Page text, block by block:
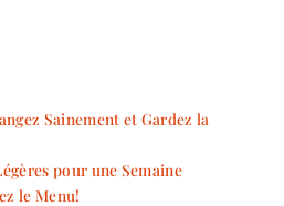
Sainement et Gardez la
pour une Semaine
le Menu!